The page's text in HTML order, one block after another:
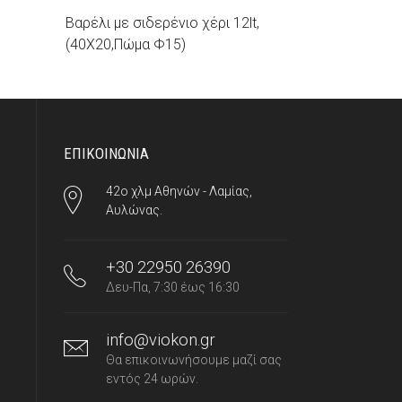
Βαρέλι με σιδερένιο χέρι 12lt,
(40Χ20,Πώμα Φ15)
ΕΠΙΚΟΙΝΩΝΙΑ
42ο χλμ Αθηνών - Λαμίας,
Αυλώνας.
+30 22950 26390
Δευ-Πα, 7:30 έως 16:30
info@viokon.gr
Θα επικοινωνήσουμε μαζί σας
εντός 24 ωρών.